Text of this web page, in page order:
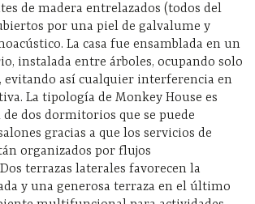
de madera entrelazados (todos del
por una piel de galvalume y
La casa fue ensamblada en un
instalada entre árboles, ocupando solo
evitando así cualquier interferencia en
La tipología de Monkey House es
dos dormitorios que se puede
gracias a que los servicios de
organizados por flujos
terrazas laterales favorecen la
y una generosa terraza en el último